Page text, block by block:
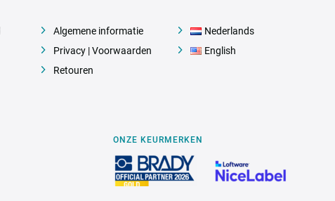
Algemene informatie
Privacy | Voorwaarden
Retouren
Nederlands
English
ONZE KEURMERKEN